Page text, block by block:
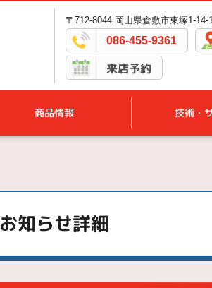
〒712-8044 岡山県倉敷市東塚1-14-
086-455-9361
来店予約
商品情報 技術・
お知らせ詳細